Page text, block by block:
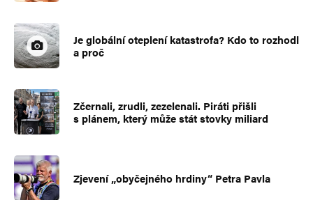
Je globální oteplení katastrofa? Kdo to rozhodl
a proč
Zčernali, zrudli, zezelenali. Piráti přišli
s plánem, který může stát stovky miliard
Zjevení „obyčejného hrdiny“ Petra Pavla